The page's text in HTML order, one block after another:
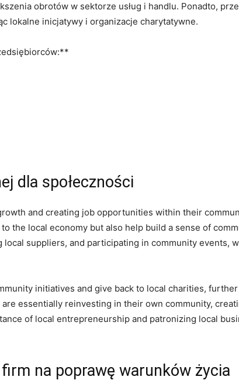
obrotów ⁣w sektorze usług i handlu. Ponadto,
⁤lokalne inicjatywy i organizacje charytatywne.
dla społeczności
and creating‍ job opportunities within their
the local ‍economy‍ but also help‌ build a‍ sense‍ of
suppliers, and participating in community events,
initiatives and give back to local charities,
essentially reinvesting in their own community,
of local entrepreneurship and patronizing local
na poprawę warunków życia